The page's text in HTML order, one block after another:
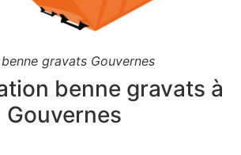
gravats Gouvernes
benne gravats à
Gouvernes